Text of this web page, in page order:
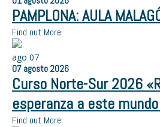
PAMPLONA: AULA
Find out More
ago 07
07 agosto 2026
Curso Norte-Sur 2026
esperanza a este
Find out More